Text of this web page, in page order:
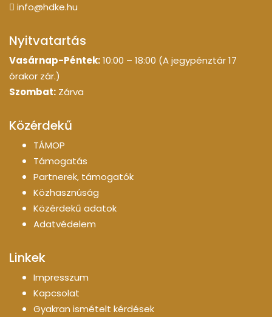
info@hdke.hu
Nyitvatartás
Vasárnap-Péntek:10:00 – 18:00 (A jegypénztár 17
órakor zár.)
Szombat: Zárva
Közérdekű
TÁMOP
Támogatás
Partnerek, támogatók
Közhasznúság
Közérdekű adatok
Adatvédelem
Linkek
Impresszum
Kapcsolat
Gyakran ismételt kérdések